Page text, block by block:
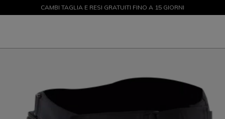
SALDI FINO AL 50% - ACQUISTA ORA
CAMBI TAGLIA E RESI GRATUITI FINO A 15 GIORNI